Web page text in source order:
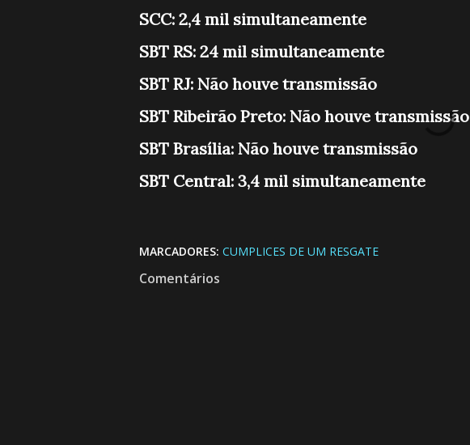
SCC: 2,4 mil simultaneamente
SBT RS: 24 mil simultaneamente
SBT RJ: Não houve transmissão
SBT Ribeirão Preto: Não houve transmissão
SBT Brasília: Não houve transmissão
SBT Central: 3,4 mil simultaneamente
MARCADORES: CUMPLICES DE UM RESGATE
Comentários